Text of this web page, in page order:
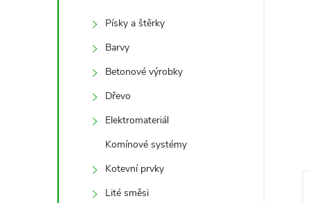
Písky a štěrky
Barvy
Betonové výrobky
Dřevo
Elektromateriál
Komínové systémy
Kotevní prvky
Lité směsi